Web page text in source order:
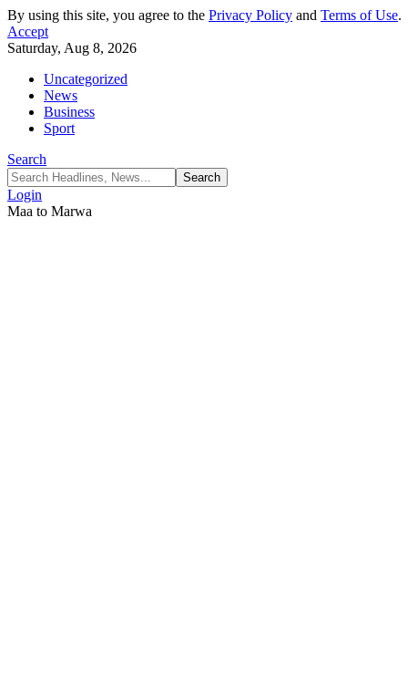
By using this site, you agree to the Privacy Policy and Terms of Use.
Accept
Saturday, Aug 8, 2026
Uncategorized
News
Business
Sport
Search
Login
Maa to Marwa